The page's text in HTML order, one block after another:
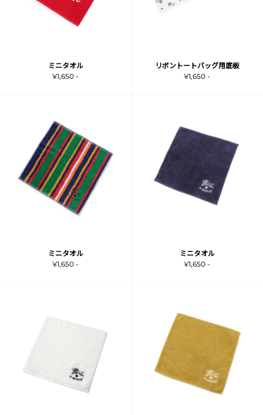
ミニタオル
¥1,650 -
リボントートバッグ用底板
¥1,650 -
ミニタオル
¥1,650 -
ミニタオル
¥1,650 -